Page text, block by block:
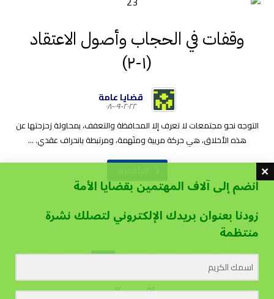
وقفات في الحجاب وأصول الاعتقاد
(١-٢)
قضايا عامة
٢٠٢٢-٠٩-٠٨
التوجه نحو مجتمعات لا تعرف إلا المحافظة والتعفف، بمحاولة زحزحتها عن
هذه الأخلاق، هي حركة مريبة ومتَهمة، ومرتبطة بانحراف عقدي. ...
٥٤
انضم إلى آلاف المهتمين بقضايا الأمة
زودنا بعنوان بريدك الإلكتروني لتصلك نشرة
منتظمة